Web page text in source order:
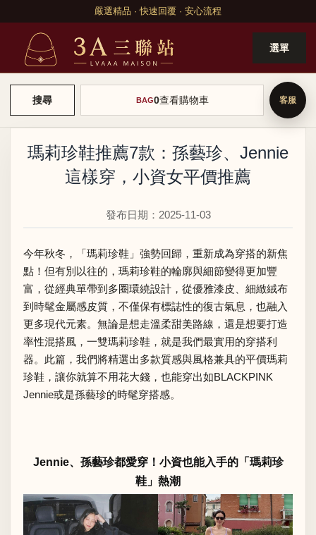
嚴選精品 · 快速回覆 · 安心流程
選單
搜尋 BAG0查看購物車
瑪莉珍鞋推薦7款：孫藝珍、Jennie
這樣穿，小資女平價推薦
發布日期：2025-11-03
今年秋冬，「瑪莉珍鞋」強勢回歸，重新成為穿搭的新焦
點！但有別以往的，瑪莉珍鞋的輪廓與細節變得更加豐
富，從經典單帶到多圈環繞設計，從優雅漆皮、細緻絨布
到時髦金屬感皮質，不僅保有標誌性的復古氣息，也融入
更多現代元素。無論是想走溫柔甜美路線，還是想要打造
率性混搭風，一雙瑪莉珍鞋，就是我們最實用的穿搭利
器。此篇，我們將精選出多款質感與風格兼具的平價瑪莉
珍鞋，讓你就算不用花大錢，也能穿出如BLACKPINK
Jennie或是孫藝珍的時髦穿搭感。
Jennie、孫藝珍都愛穿！小資也能入手的「瑪莉珍
鞋」熱潮